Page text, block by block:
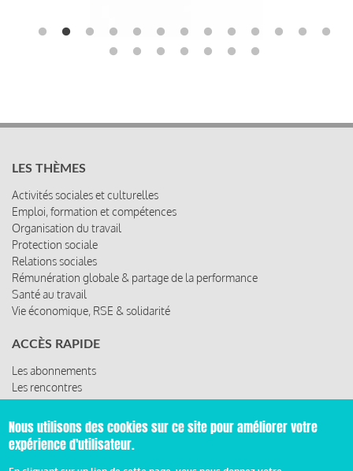
LES THÈMES
Activités sociales et culturelles
Emploi, formation et compétences
Organisation du travail
Protection sociale
Relations sociales
Rémunération globale & partage de la performance
Santé au travail
Vie économique, RSE & solidarité
ACCÈS RAPIDE
Les abonnements
Les rencontres
Les ressources
© 2019 Miroir Social - Réalisé parCafffeine
Nous utilisons des cookies sur ce site pour améliorer votre
expérience d'utilisateur.